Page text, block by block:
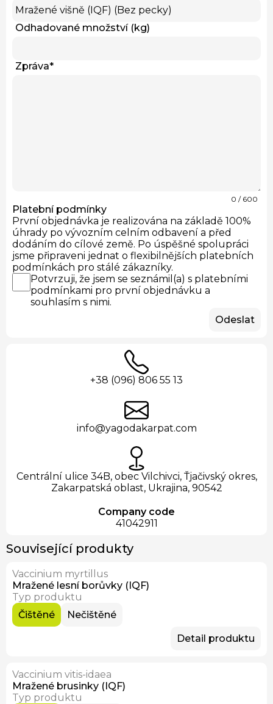
Odhadované množství (kg)
Zpráva*
0 / 600
Platební podmínky
První objednávka je realizována na základě 100%
úhrady po vývozním celním odbavení a před
dodáním do cílové země. Po úspěšné spolupráci
jsme připraveni jednat o flexibilnějších platebních
podmínkách pro stálé zákazníky.
Potvrzuji, že jsem se seznámil(a) s platebními
podmínkami pro první objednávku a
souhlasím s nimi.
Odeslat
+38 (096) 806 55 13
info@yagodakarpat.com
Centrální ulice 34B, obec Vilchivci, Ťjačivský okres,
Zakarpatská oblast, Ukrajina, 90542
Company code
41042911
Související produkty
Skladem
Vaccinium myrtillus
Mražené lesní borůvky (IQF)
Typ produktu
Čištěné
Nečištěné
Detail produktu
Skladem
Vaccinium vitis-idaea
Mražené brusinky (IQF)
Typ produktu